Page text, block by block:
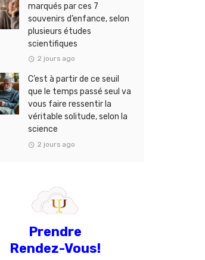
marqués par ces 7
souvenirs d’enfance, selon
plusieurs études
scientifiques
2 jours ago
C’est à partir de ce seuil
que le temps passé seul va
vous faire ressentir la
véritable solitude, selon la
science
2 jours ago
Prendre
Rendez-Vous!